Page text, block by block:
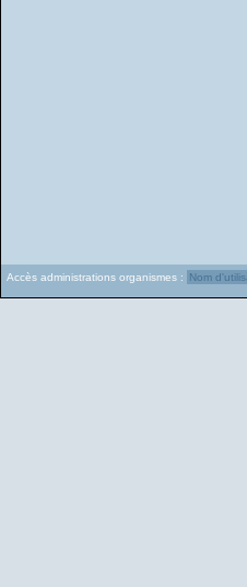
Accès administrations organismes :